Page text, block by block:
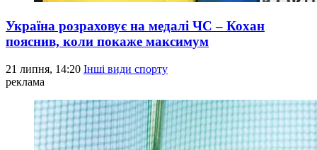
Україна розраховує на медалі ЧС – Кохан
пояснив, коли покаже максимум
21 липня, 14:20 Інші види спорту
реклама